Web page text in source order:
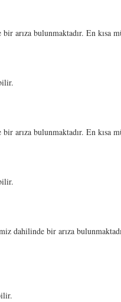
arıza bulunmaktadır. En kısa
arıza bulunmaktadır. En kısa
bir arıza